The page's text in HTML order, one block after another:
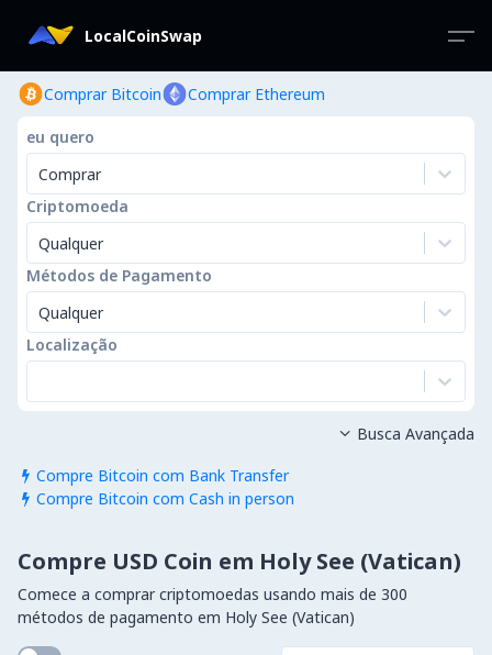
LocalCoinSwap
Comprar Bitcoin Comprar Ethereum
eu quero
Comprar
Criptomoeda
Qualquer
Métodos de Pagamento
Qualquer
Localização
 Compre Bitcoin com Bank Transfer
 Compre Bitcoin com Cash in person
 Busca Avançada
Compre USD Coin em Holy See (Vatican)
Comece a comprar criptomoedas usando mais de 300
métodos de pagamento em Holy See (Vatican)